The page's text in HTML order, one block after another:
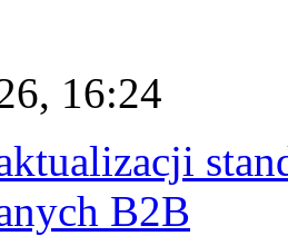
16:24
B2B